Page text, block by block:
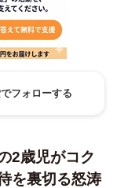
フォローする
2歳児がコク
を裏切る怒涛